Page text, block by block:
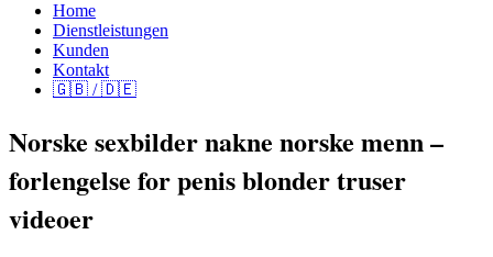
Home
Dienstleistungen
Kunden
Kontakt
🇬🇧 / 🇩🇪
Norske sexbilder nakne norske menn –
forlengelse for penis blonder truser
videoer